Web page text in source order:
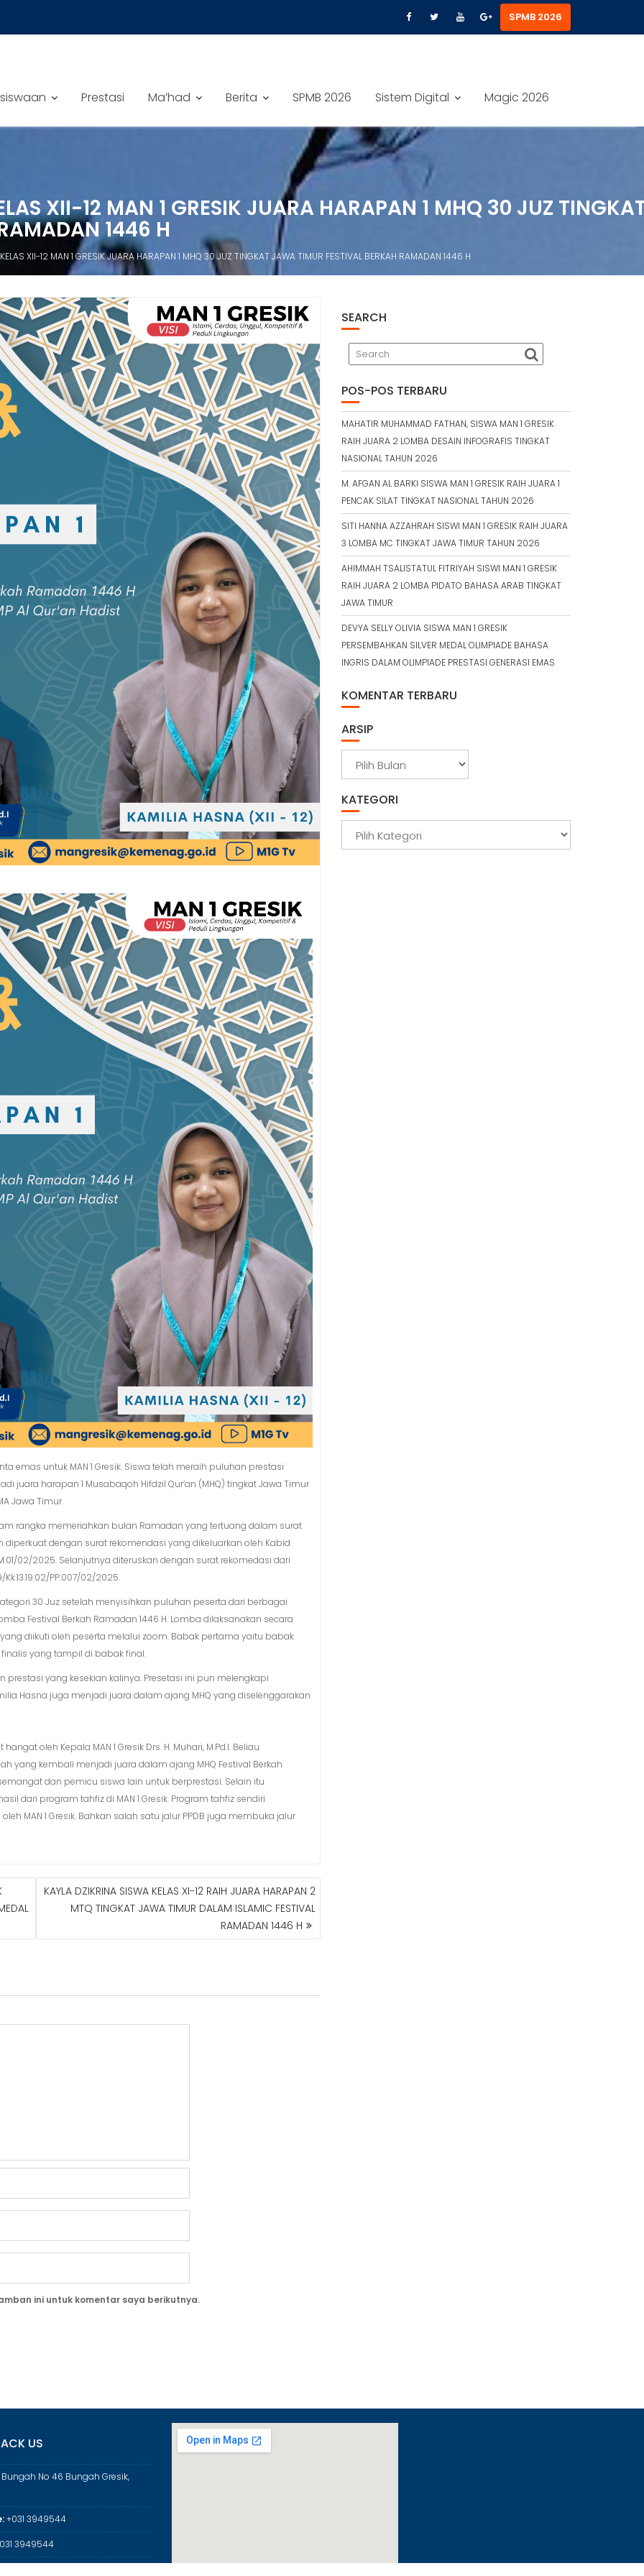
SPMB 2026
Prestasi Ma’had Berita SPMB 2026 Sistem Digital Magic 2026
XII-12 MAN 1 GRESIK JUARA HARAPAN 1 MHQ 30 JUZ
1446 H
XII-12 MAN 1 GRESIK JUARA HARAPAN 1 MHQ 30 JUZ TINGKAT JAWA TIMUR FESTIVAL BERKAH RAMADAN 1446 H
emas untuk MAN 1 Gresik. Siswa telah meraih puluhan prestasi
juara harapan 1 Musabaqoh Hifdzil Qur’an (MHQ) tingkat Jawa Timur
Jawa Timur.
rangka memeriahkan bulan Ramadan yang tertuang dalam surat
dengan surat rekomendasi yang dikeluarkan oleh Kabid
02/2025. Selanjutnya diteruskan dengan surat rekomedasi dari
PP.007/02/2025.
30 Juz setelah menyisihkan puluhan peserta dari berbagai
Festival Berkah Ramadan 1446 H. Lomba dilaksanakan secara
diikuti oleh peserta melalui zoom. Babak pertama yaitu babak
yang tampil di babak final.
yang kesekian kalinya. Presetasi ini pun melengkapi
Hasna juga menjadi juara dalam ajang MHQ yang diselenggarakan
oleh Kepala MAN 1 Gresik Drs. H. Muhari, M.Pd.I. Beliau
yang kembali menjadi juara dalam ajang MHQ Festival Berkah
dan pemicu siswa lain untuk berprestasi. Selain itu
dari program tahfiz di MAN 1 Gresik. Program tahfiz sendiri
MAN 1 Gresik. Bahkan salah satu jalur PPDB juga membuka jalur
KAYLA DZIKRINA SISWA KELAS XI-12 RAIH JUARA HARAPAN 2
MTQ TINGKAT JAWA TIMUR DALAM ISLAMIC FESTIVAL
RAMADAN 1446 H
ini untuk komentar saya berikutnya.
SEARCH
POS-POS TERBARU
MAHATIR MUHAMMAD FATHAN, SISWA MAN 1 GRESIK
RAIH JUARA 2 LOMBA DESAIN INFOGRAFIS TINGKAT
NASIONAL TAHUN 2026
M. AFGAN AL BARKI SISWA MAN 1 GRESIK RAIH JUARA 1
PENCAK SILAT TINGKAT NASIONAL TAHUN 2026
SITI HANNA AZZAHRAH SISWI MAN 1 GRESIK RAIH JUARA
3 LOMBA MC TINGKAT JAWA TIMUR TAHUN 2026
AHIMMAH TSALISTATUL FITRIYAH SISWI MAN 1 GRESIK
RAIH JUARA 2 LOMBA PIDATO BAHASA ARAB TINGKAT
JAWA TIMUR
DEVYA SELLY OLIVIA SISWA MAN 1 GRESIK
PERSEMBAHKAN SILVER MEDAL OLIMPIADE BAHASA
INGRIS DALAM OLIMPIADE PRESTASI GENERASI EMAS
KOMENTAR TERBARU
ARSIP
i
KATEGORI
US
Bungah No 46 Bungah Gresik,
+031 3949544
3949544